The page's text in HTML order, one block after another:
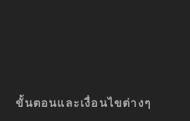
ขั้นตอนและเงื่อนไขต่างๆ